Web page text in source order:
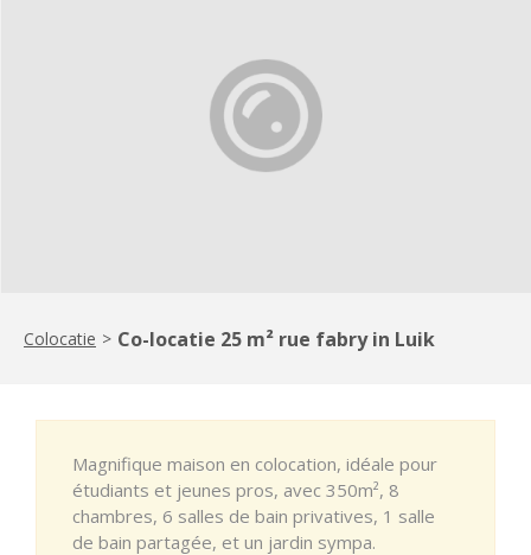
Colocatie > Co-locatie 25 m² rue fabry in Luik
Magnifique maison en colocation, idéale pour
étudiants et jeunes pros, avec 350m², 8
chambres, 6 salles de bain privatives, 1 salle
de bain partagée, et un jardin sympa.